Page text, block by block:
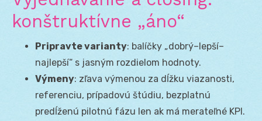
konštruktívne „áno“
Pripravte varianty: balíčky „dobrý–lepší–
najlepší“ s jasným rozdielom hodnoty.
Výmeny: zľava výmenou za dĺžku viazanosti,
referenciu, prípadovú štúdiu, bezplatnú
predĺženú pilotnú fázu len ak má merateľné KPI.